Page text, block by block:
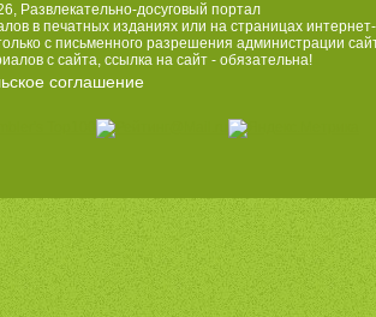
Развлекательно-досуговый портал
в печатных изданиях или на страницах интернет-
с письменного разрешения администрации
с сайта, ссылка на сайт - обязательна!
соглашение